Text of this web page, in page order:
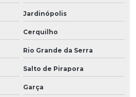
Jardinópolis
Cerquilho
Rio Grande da Serra
Salto de Pirapora
Garça